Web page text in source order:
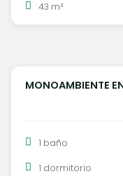
43 m²
MONOAMBIENTE
1 baño
1 dormitorio